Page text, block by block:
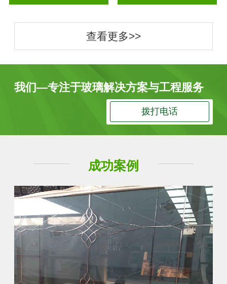
查看更多>>
我们—专注于玻璃解决方案与工程服务
拨打电话
成功案例